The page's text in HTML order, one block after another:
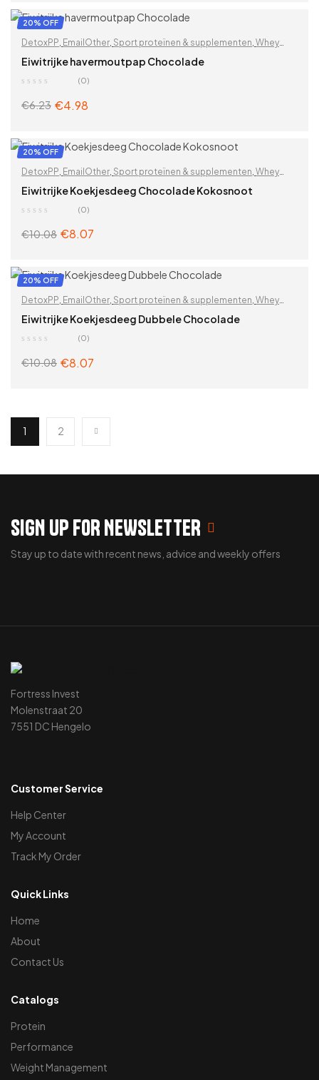
ADD TO CART
20% OFF
DetoxPP, EmailOther, Sport proteïnen & supplementen, Whey
proteïnen
Eiwitrijke havermoutpap Chocolade
(0)
€6.23 €4.98
ADD TO CART
20% OFF
DetoxPP EmailOther Sport proteïnen & supplementen Whey
proteïnen
Eiwitrijke Koekjesdeeg Chocolade Kokosnoot
(0)
€10.08 €8.07
ADD TO CART
20% OFF
DetoxPP, EmailOther, Sport proteïnen & supplementen, Whey
proteïnen
Eiwitrijke Koekjesdeeg Dubbele Chocolade
(0)
€10.08 €8.07
1 2
SIGN UP FOR NEWSLETTER
Stay up to date with recent news, advice and weekly offers
Fortress Invest
Molenstraat 20
7551 DC Hengelo
Customer Service
Help Center
My Account
Track My Order
Quick Links
Home
About
Contact Us
Catalogs
Protein
Performance
Weight Management